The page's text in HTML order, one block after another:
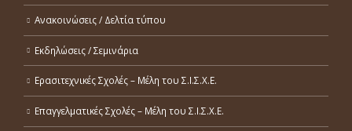
Ανακοινώσεις / Δελτία τύπου
Εκδηλώσεις / Σεμινάρια
Ερασιτεχνικές Σχολές – Μέλη του Σ.Ι.Σ.Χ.Ε.
Επαγγελματικές Σχολές – Μέλη του Σ.Ι.Σ.Χ.Ε.